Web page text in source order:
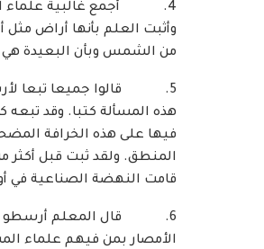
4. أجمع غالبية علماء
وأثبت العلم بأنها أراض
من الشمس وبأن البعيدة
5. قالوا جميعا تبعا
هذه المسألة كتبا. وقد تبعه
فيها على هذه الخرافة
المنطق. ولقد ثبت قبل أكثر
قامت النهضة الصناعية في
6. قال المعلم أرسطو
الأمصار بمن فيهم علماء